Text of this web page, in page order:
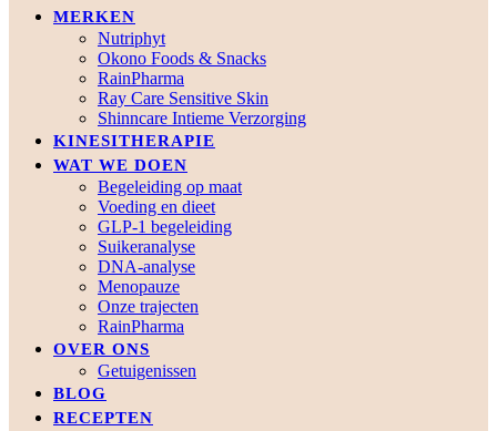
MERKEN
Nutriphyt
Okono Foods & Snacks
RainPharma
Ray Care Sensitive Skin
Shinncare Intieme Verzorging
KINESITHERAPIE
WAT WE DOEN
Begeleiding op maat
Voeding en dieet
GLP-1 begeleiding
Suikeranalyse
DNA-analyse
Menopauze
Onze trajecten
RainPharma
OVER ONS
Getuigenissen
BLOG
RECEPTEN